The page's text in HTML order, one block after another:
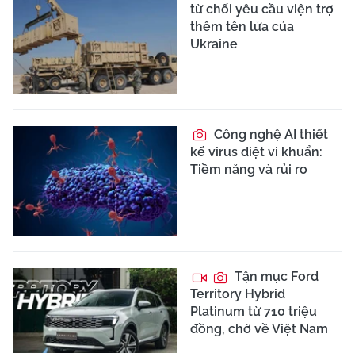
từ chối yêu cầu viện trợ
thêm tên lửa của
Ukraine
Công nghệ AI thiết
kế virus diệt vi khuẩn:
Tiềm năng và rủi ro
Tận mục Ford
Territory Hybrid
Platinum từ 710 triệu
đồng, chờ về Việt Nam